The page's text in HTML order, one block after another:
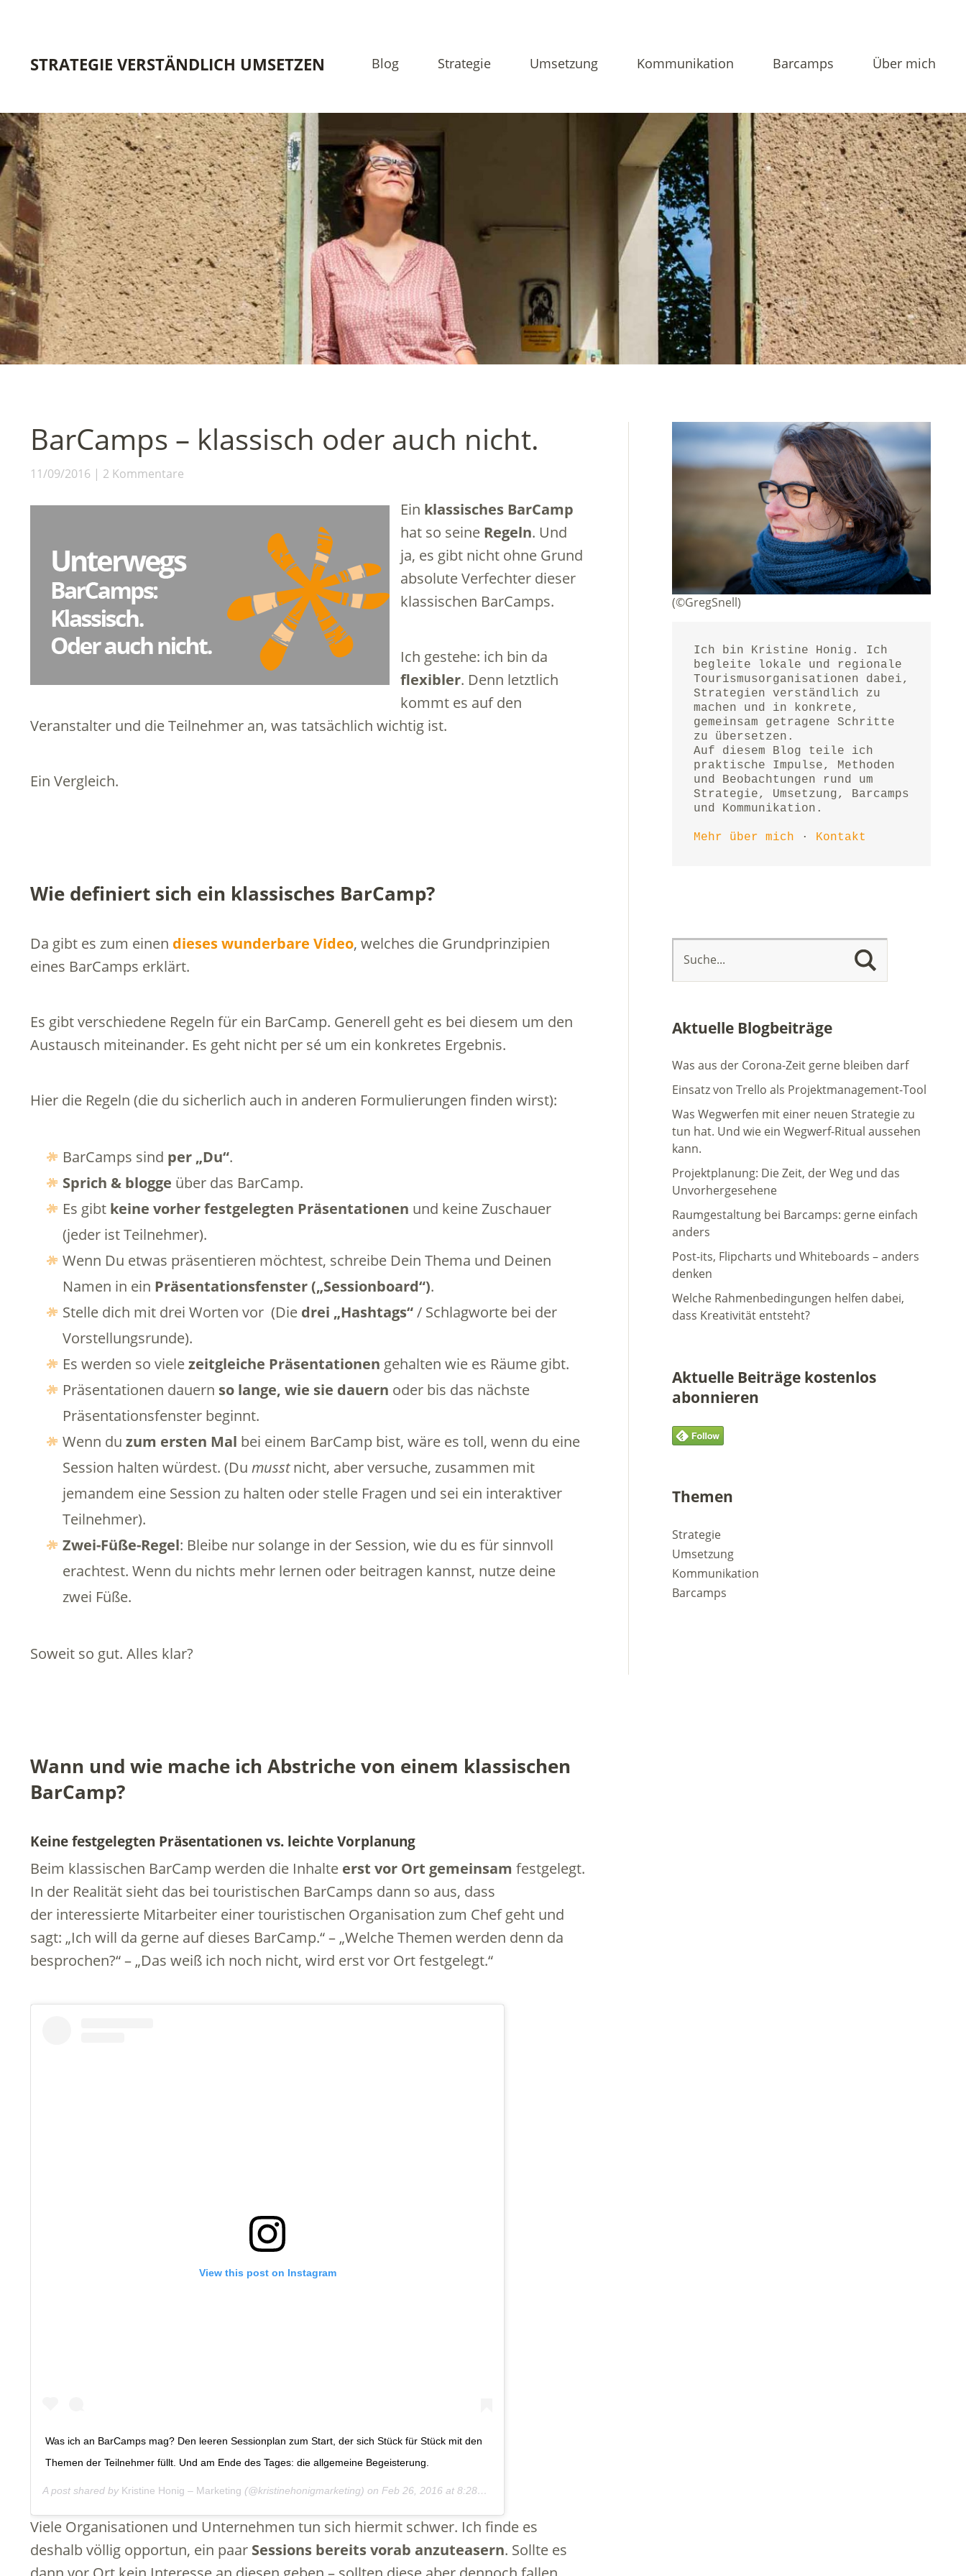
STRATEGIE VERSTÄNDLICH UMSETZEN Blog Strategie Umsetzung Kommunikation Barcamps Über mich
BarCamps – klassisch oder auch nicht.
11/09/2016 2 Kommentare
Ein klassisches BarCamp
hat so seine Regeln. Und
ja, es gibt nicht ohne Grund
absolute Verfechter dieser
klassischen BarCamps.
Ich gestehe: ich bin da
flexibler. Denn letztlich
kommt es auf den
Veranstalter und die Teilnehmer an, was tatsächlich wichtig ist.
Ein Vergleich.
Wie definiert sich ein klassisches BarCamp?
Da gibt es zum einen dieses wunderbare Video, welches die Grundprinzipien
eines BarCamps erklärt.
Es gibt verschiedene Regeln für ein BarCamp. Generell geht es bei diesem um den
Austausch miteinander. Es geht nicht per sé um ein konkretes Ergebnis.
Hier die Regeln (die du sicherlich auch in anderen Formulierungen finden wirst):
BarCamps sind per „Du“.
Sprich & blogge über das BarCamp.
Es gibt keine vorher festgelegten Präsentationen und keine Zuschauer
(jeder ist Teilnehmer).
Wenn Du etwas präsentieren möchtest, schreibe Dein Thema und Deinen
Namen in ein Präsentationsfenster („Sessionboard“).
Stelle dich mit drei Worten vor (Die drei „Hashtags“/ Schlagworte bei der
Vorstellungsrunde).
Es werden so vielezeitgleiche Präsentationen gehalten wie es Räume gibt.
Präsentationen dauern so lange, wie sie dauern oder bis das nächste
Präsentationsfenster beginnt.
Wenn du zum ersten Mal bei einem BarCamp bist, wäre es toll, wenn du eine
Session halten würdest. (Du musstnicht, aber versuche, zusammen mit
jemandem eine Session zu halten oder stelle Fragen und sei ein interaktiver
Teilnehmer).
Zwei-Füße-Regel: Bleibe nur solange in der Session, wie du es für sinnvoll
erachtest. Wenn du nichts mehr lernen oder beitragen kannst, nutze deine
zwei Füße.
Soweit so gut. Alles klar?
Wann und wie mache ich Abstriche von einem klassischen
BarCamp?
Keine festgelegten Präsentationen vs. leichte Vorplanung
Beim klassischen BarCamp werden die Inhalte erst vor Ort gemeinsam festgelegt.
In der Realität sieht das bei touristischen BarCamps dann so aus, dass
der interessierte Mitarbeiter einer touristischen Organisation zum Chef geht und
sagt: „Ich will da gerne auf dieses BarCamp.“ – „Welche Themen werden denn da
besprochen?“ – „Das weiß ich noch nicht, wird erst vor Ort festgelegt.“
View this post on Instagram
Was ich an BarCamps mag? Den leeren Sessionplan zum Start, der sich Stück für Stück mit den
Themen der Teilnehmer füllt. Und am Ende des Tages: die allgemeine Begeisterung.
A post shared by Kristine Honig – Marketing (@kristinehonigmarketing) on Feb 26, 2016 at 8:28am PST
Viele Organisationen und Unternehmen tun sich hiermit schwer. Ich finde es
deshalb völlig opportun, ein paar Sessions bereits vorab anzuteasern. Sollte es
(©GregSnell)
Ich bin Kristine Honig. Ich
begleite lokale und regionale
Tourismusorganisationen dabei,
Strategien verständlich zu
machen und in konkrete,
gemeinsam getragene Schritte
zu übersetzen.
Auf diesem Blog teile ich
praktische Impulse, Methoden
und Beobachtungen rund um
Strategie, Umsetzung, Barcamps
und Kommunikation.
Mehr über mich · Kontakt
Aktuelle Blogbeiträge
Was aus der Corona-Zeit gerne bleiben darf
Einsatz von Trello als Projektmanagement-Tool
Was Wegwerfen mit einer neuen Strategie zu
tun hat. Und wie ein Wegwerf-Ritual aussehen
kann.
Projektplanung: Die Zeit, der Weg und das
Unvorhergesehene
Raumgestaltung bei Barcamps: gerne einfach
anders
Post-its, Flipcharts und Whiteboards – anders
denken
Welche Rahmenbedingungen helfen dabei,
dass Kreativität entsteht?
Aktuelle Beiträge kostenlos
abonnieren
Themen
Strategie
Umsetzung
Kommunikation
Barcamps